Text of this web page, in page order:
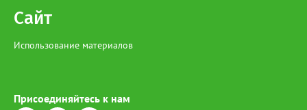
виде лишения свободы на срок до 4 лет со штрафом в размере
Сайт
Использование материалов
Присоединяйтесь к нам